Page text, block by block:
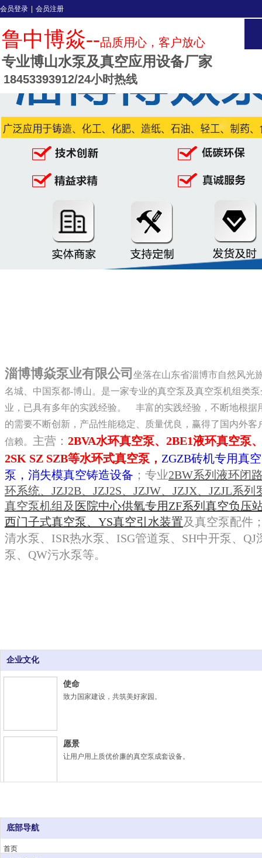
鲁中博焱--品质用心，客户放心
专业博山水泵及真空应用设备厂家
18453393912/24小时热线
会员登录 会员注册
淄博博焱泵业有限公司 坐落在山东省淄博市自然风光
名城、中国泵都-博山。是一家专业的真空泵及真空泵机组类泵
业，已具有多年的实践经验。 丰富的实践经验，不断地根据
的需要不断创新，产品性能稳定、质量优良，赢得了国内外客
信赖。 主营： 2BVA水环真空泵、2BE1液环真空泵
2SK SZ SZB等水环式真空泵， ZGZB砖机专用真空
泵，消失模真空铸造设备 ；专业2BW系列液环闭
环系统、JZJ2B、JZJ2S、JZJW、JZJX、JZJL系列
真空泵机组及 医院中心供氧专用ZF系列真空负压
西门子式真空泵、YS真空引水装置及真空泵配件
清水泵、ISR热水泵、ISG管道泵、SH中开泵、QJ
泵、QW污水泵等。
企业文化
使命
致力国家建设，共筑美好家园。
愿景
让用户用上质优价廉的真空泵成套设备。
客户满意是我们存在的理由。
底部导航
首页